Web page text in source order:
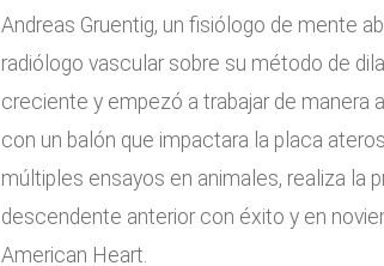
Andreas Gruentig, un fisiólogo de mente
radiólogo vascular sobre su método de
creciente y empezó a trabajar de manera
con un balón que impactara la placa
múltiples ensayos en animales, realiza la
descendente anterior con éxito y en
American Heart.